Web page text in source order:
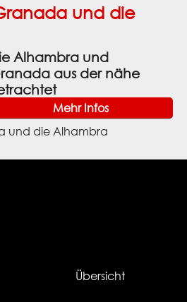
und die
Alhambra und
aus der nähe
Mehr Infos
und die Alhambra
Übersicht